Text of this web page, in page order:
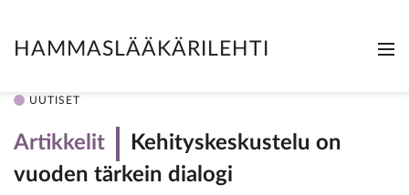
HAMMASLÄÄKÄRILEHTI
UUTISET
Artikkelit
Kehityskeskustelu on
vuoden tärkein dialogi